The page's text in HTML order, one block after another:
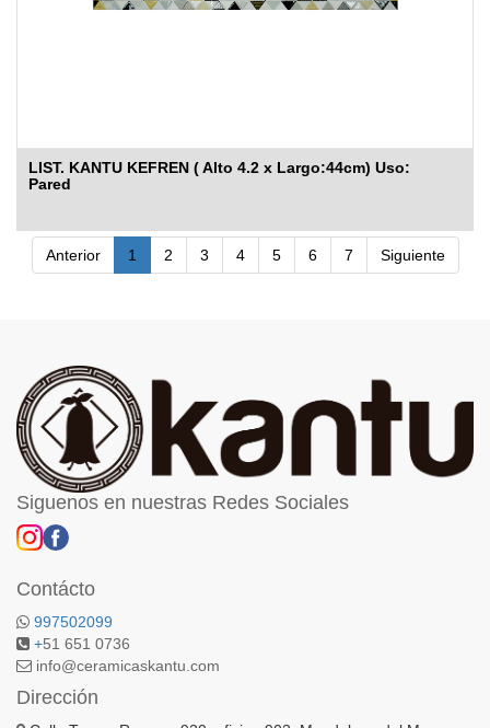
LIST. KANTU KEFREN ( Alto 4.2 x Largo:44cm) Uso:
Pared
Anterior 1 2 3 4 5 6 7 Siguiente
Siguenos en nuestras Redes Sociales
Contácto
997502099
+51 651 0736
info@ceramicaskantu.com
Dirección